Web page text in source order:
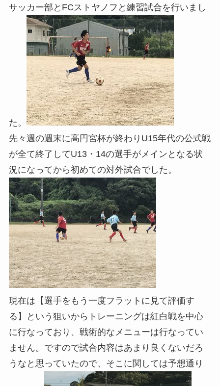
サッカー部とFCストヤノフと練習試合を行いまし
た。
先々週の週末に高円宮杯が終わりU15年代の公式戦
が全て終了してU13・14の選手がメインとなる状
況になってから初めての対外試合でした。
現在は【選手をもう一度フラットに見て評価す
る】という狙いからトレーニングは紅白戦を中心
に行なっており、戦術的なメニューは行なってい
ません。ですので試合内容はあまり良くないだろ
うなと思っていたので、そこに関しては予想通り